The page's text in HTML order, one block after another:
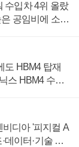
수입차 4위 올랐
공임비에 소비
도 HBM4 탑재
스 HBM4 수율
비디아 '피지컬 A
데이터·기술 결